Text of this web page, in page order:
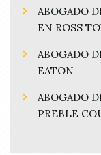
ABOGADO
EN ROSS
ABOGADO
EATON
ABOGADO
PREBLE